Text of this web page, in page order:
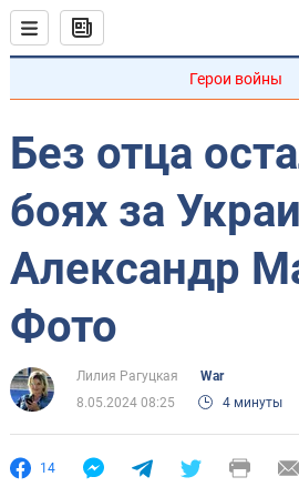
Герои войны
Без отца
боях за
Александр
Фото
Лилия Рагуцкая
War
8.05.2024 08:25
4 минуты
14